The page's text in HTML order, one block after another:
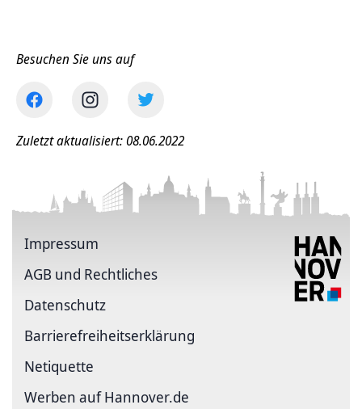
Besuchen Sie uns auf
Zuletzt aktualisiert: 08.06.2022
Impressum
AGB und Rechtliches
Datenschutz
Barriere­freiheits­erklärung
Netiquette
Werben auf Hannover.de